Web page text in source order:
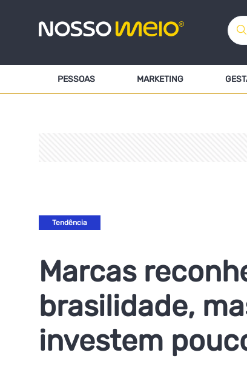
PESSOAS MARKETING
Tendência
Marcas
brasilidade,
investem